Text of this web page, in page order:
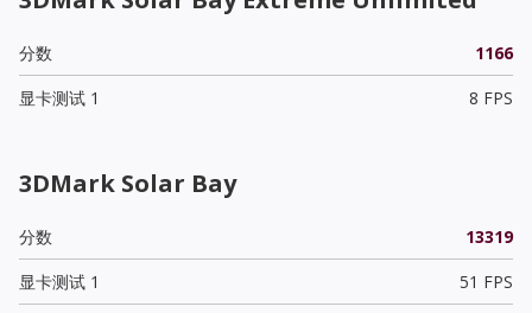
分数
1166
显卡测试 1
8 FPS
3DMark Solar Bay
分数
13319
显卡测试 1
51 FPS